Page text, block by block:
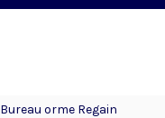
Bureau orme Regain